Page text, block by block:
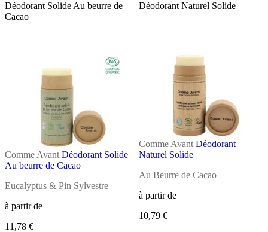
Déodorant Solide Au beurre de
Cacao
Comme Avant Déodorant Solide
Au beurre de Cacao
Eucalyptus & Pin Sylvestre
à partir de
11,78 €
Déodorant Naturel Solide
Comme Avant Déodorant
Naturel Solide
Au Beurre de Cacao
à partir de
10,79 €